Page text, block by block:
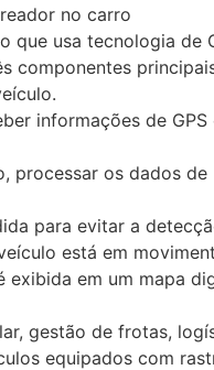
no carro
usa tecnologia de
componentes
informações de
os dados
para evitar a
está em
em um mapa
gestão de frotas,
equipados com